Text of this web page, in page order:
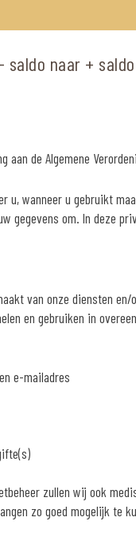
saldo naar + saldo
de Algemene
u, wanneer u gebruikt
gegevens om. In deze
van onze diensten
en gebruiken in
e-mailadres
zullen wij ook
zo goed mogelijk te